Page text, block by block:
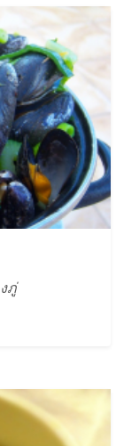
ภู่